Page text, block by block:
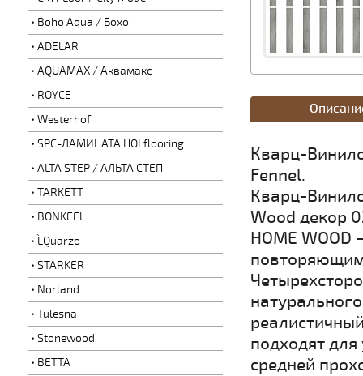
Boho Aqua / Бохо
ADELAR
AQUAMAX / Аквамакс
ROYCE
Westerhof
SPC-ЛАМИНАТА HOI flooring
ALTA STEP / АЛЬТА СТЕП
TARKETT
BONKEEL
L`Quarzo
STARKER
Norland
Tulesna
Stonewood
BETTA
Кварц-
Fennel.
Кварц-
Wood декор
HOME
подходят
средней